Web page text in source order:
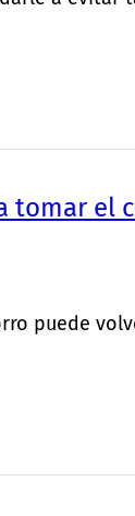
tomar el
puede